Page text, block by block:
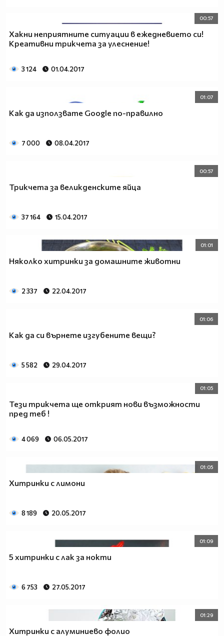
00:57
Хакни неприятните ситуации в ежедневието си!
Креативни трикчета за улеснение!
3 124 01.04.2017
01:07
Как да използвате Google по-правилно
7 000 08.04.2017
00:57
Трикчета за великденските яйца
37 164 15.04.2017
01:01
Няколко хитринки за домашните животни
2 337 22.04.2017
01:06
Как да си върнете изгубените вещи?
5 582 29.04.2017
01:05
Тези трикчета ще открият нови възможности
пред теб !
4 069 06.05.2017
01:05
Хитринки с лимони
8 189 20.05.2017
01:09
5 хитринки с лак за нокти
6 753 27.05.2017
01:29
Хитринки с алуминиево фолио